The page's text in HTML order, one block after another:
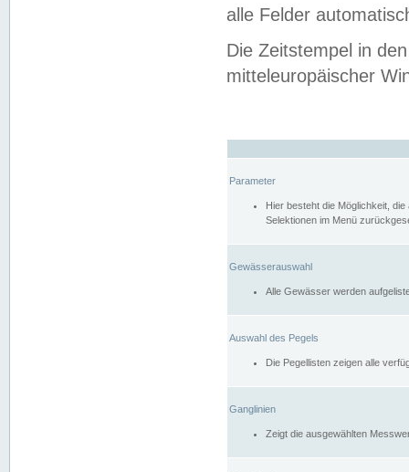
alle Felder
Die Zeitstempel in
mitteleuropäischer
Parameter
Hier besteht die Möglichkeit,
Selektionen im Menü
Gewässerauswahl
Alle Gewässer werden
Auswahl des Pegels
Die Pegellisten zeigen alle
Ganglinien
Zeigt die ausgewählten